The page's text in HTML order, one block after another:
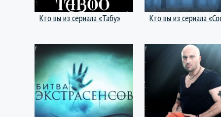
Кто вы из сериала «Табу» Кто вы из сериала